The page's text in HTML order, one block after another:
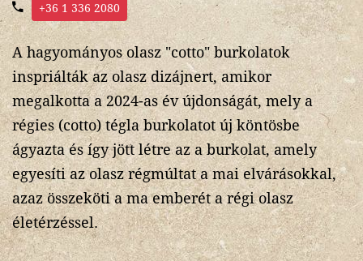
+36 1 336 2080
A hagyományos olasz "cotto" burkolatok
inspriálták az olasz dizájnert, amikor
megalkotta a 2024-as év újdonságát, mely a
régies (cotto) tégla burkolatot új köntösbe
ágyazta és így jött létre az a burkolat, amely
egyesíti az olasz régmúltat a mai elvárásokkal,
azaz összeköti a ma emberét a régi olasz
életérzéssel.